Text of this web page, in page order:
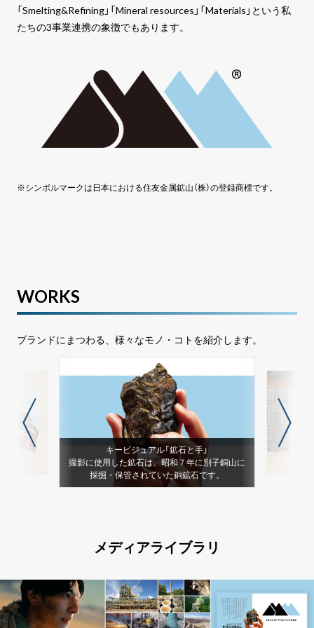
「Smelting&Refining」「Mineral resources」「Materials」という私
たちの3事業連携の象徴でもあります。
シンボルマークは日本における住友金属鉱山（株）の登録商標です。
WORKS
ブランドにまつわる、様々なモノ・コトを紹介します。
キービジュアル「鉱⽯と⼿」
撮影に使用した鉱石は、昭和７年に別子銅山に
採掘・保管されていた銅鉱石です。
メディアライブラリ